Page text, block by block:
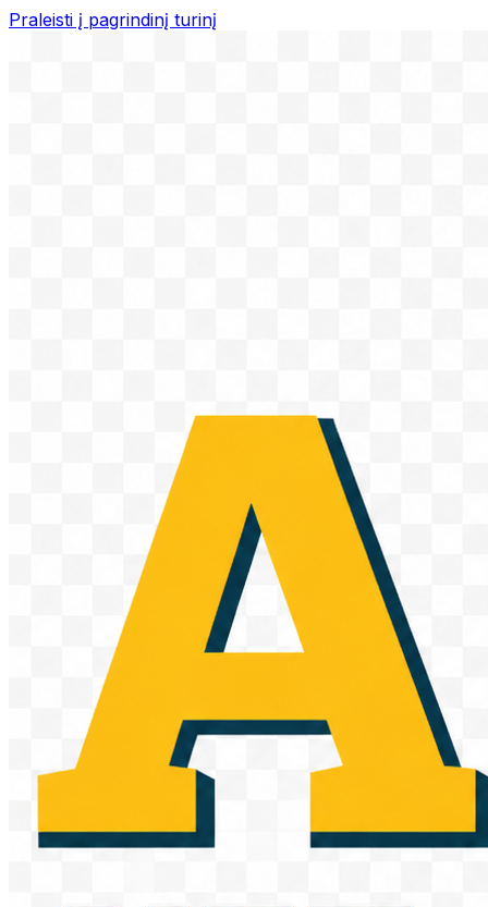
Praleisti į pagrindinį turinį